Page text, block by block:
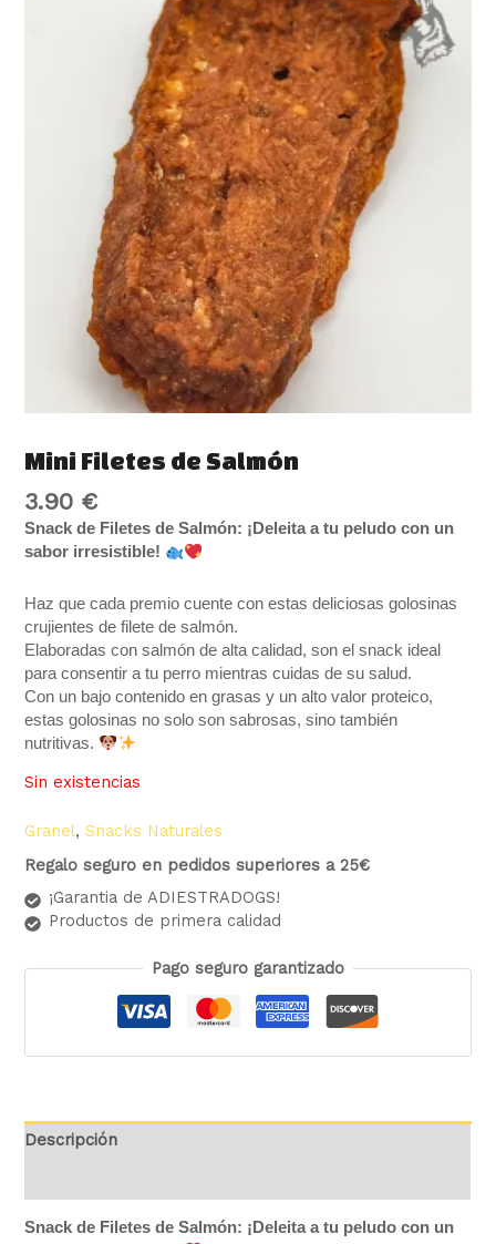
Mini Filetes de Salmón
3.90 €
Snack de Filetes de Salmón: ¡Deleita a tu peludo con un
sabor irresistible!
Haz que cada premio cuente con estas deliciosas golosinas
crujientes de filete de salmón.
Elaboradas con salmón de alta calidad, son el snack ideal
para consentir a tu perro mientras cuidas de su salud.
Con un bajo contenido en grasas y un alto valor proteico,
estas golosinas no solo son sabrosas, sino también
nutritivas.
Sin existencias
Granel,Snacks Naturales
Regalo seguro en pedidos superiores a 25€
¡Garantia de ADIESTRADOGS!
Productos de primera calidad
Pago seguro garantizado
Descripción
Snack de Filetes de Salmón: ¡Deleita a tu peludo con un